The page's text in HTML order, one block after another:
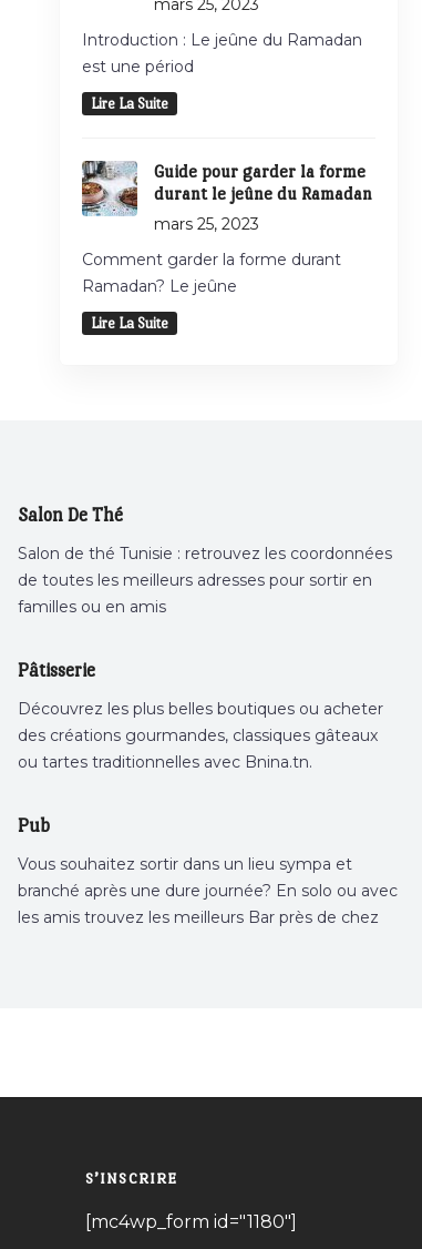
mars 25, 2023
Introduction : Le jeûne du Ramadan
est une périod
Lire La Suite
Guide pour garder la forme
durant le jeûne du Ramadan
mars 25, 2023
Comment garder la forme durant
Ramadan? Le jeûne
Lire La Suite
Salon De Thé
Salon de thé Tunisie : retrouvez les coordonnées
de toutes les meilleurs adresses pour sortir en
familles ou en amis
Pâtisserie
Découvrez les plus belles boutiques ou acheter
des créations gourmandes, classiques gâteaux
ou tartes traditionnelles avec Bnina.tn.
tunis, patisserie tunis, pâtisserie sousse .
Pub
Vous souhaitez sortir dans un lieu sympa et
branché après une dure journée? En solo ou avec
les amis trouvez les meilleurs Bar près de chez
S’INSCRIRE
[mc4wp_form id="1180"]